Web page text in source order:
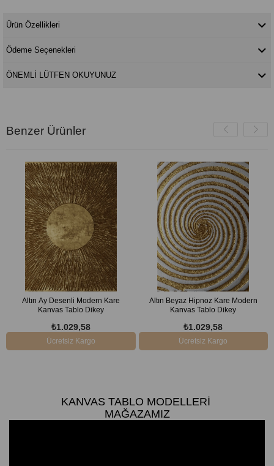
Ürün Özellikleri
Ödeme Seçenekleri
ÖNEMLİ LÜTFEN OKUYUNUZ
Benzer Ürünler
Altın Ay Desenli Modern Kare
Kanvas Tablo Dikey
₺1.029,58
Ücretsiz Kargo
Altın Beyaz Hipnoz Kare Modern
Kanvas Tablo Dikey
₺1.029,58
Ücretsiz Kargo
KANVAS TABLO MODELLERI
MAĞAZAMIZ